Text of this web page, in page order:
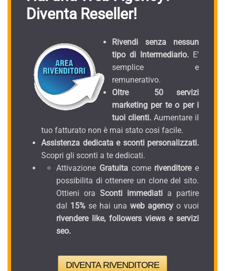
Diventa Reseller!
Rivendi senza nessun
tipo di Intermediario. E'
semplice e
remunerativo.
Oltre 50 servizi
marketing per te o per i
tuoi clienti. Aumentare il
tuo fatturato non è mai stato cosi facile.
Assistenza dedicata e sconti personalizzati.
Scopri gli sconti a te dedicati.
Attivazione Gratuitacomerivenditoree
possibilita di ottenere un clone del sito.
Ottieni ora Sconti immediati a partire
dal 15% se hai una web agency o vuoi
rivendere like, followers views e servizi
seo.
DIVENTA RIVENDITORE